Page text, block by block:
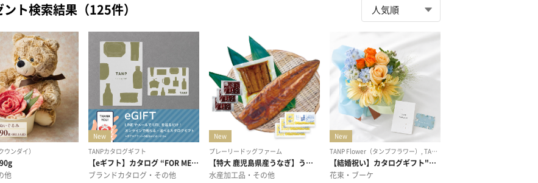
ント検索結果（125件）